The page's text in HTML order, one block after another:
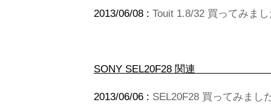
2013/06/08 : Touit 1.8/32 買ってみま
SONY
2013/06/06 : SEL20F28 買ってみまし